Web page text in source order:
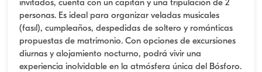
invitados, cuenta con un capitán y una tripulación de 2
personas. Es ideal para organizar veladas musicales
(fasıl), cumpleaños, despedidas de soltero y románticas
propuestas de matrimonio. Con opciones de excursiones
diurnas y alojamiento nocturno, podrá vivir una
experiencia inolvidable en la atmósfera única del Bósforo.